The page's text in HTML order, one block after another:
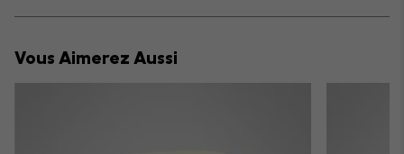
or
Vous Aimerez Aussi